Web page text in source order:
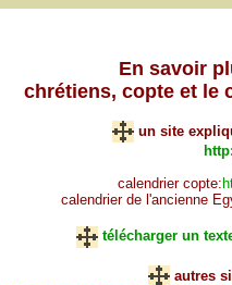
En savoir
chrétiens, copte et le
un site
calendrier copte:
calendrier de l'ancienne
télécharger un
autres